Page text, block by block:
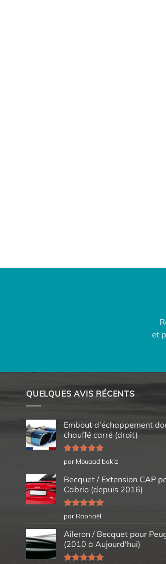
et
QUELQUES AVIS RÉCENTS
Embout d'échappement
chauffé carré (droit)
Note5sur
5
par Mouaad bakiz
Becquet / Extension CAP
Cabrio (depuis 2016)
Note5sur
5
par Raphaël
Aileron / Becquet pour
(2010 à Aujourd'hui)